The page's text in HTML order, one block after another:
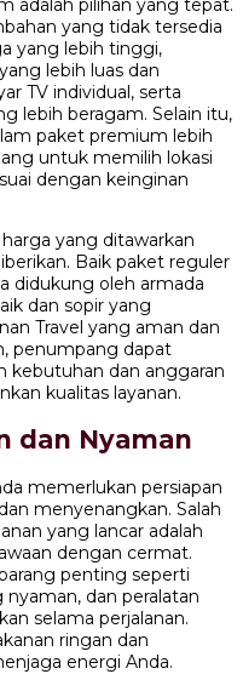
adalah pilihan yang tepat.
yang tidak tersedia
yang lebih tinggi,
lebih luas dan
TV individual, serta
lebih beragam. Selain itu,
paket premium lebih
untuk memilih lokasi
dengan keinginan
yang ditawarkan
Baik paket reguler
didukung oleh armada
dan sopir yang
Travel yang aman dan
penumpang dapat
kebutuhan dan anggaran
kualitas layanan.
dan Nyaman
memerlukan persiapan
menyenangkan. Salah
yang lancar adalah
dengan cermat.
penting seperti
dan peralatan
selama perjalanan.
ringan dan
energi Anda.